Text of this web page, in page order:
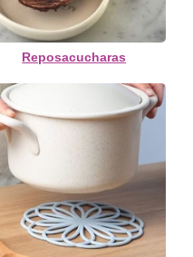
Reposacucharas